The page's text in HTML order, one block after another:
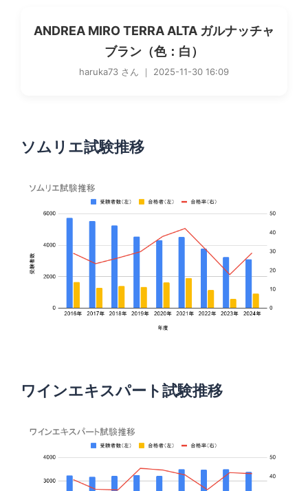
ANDREA MIRO TERRA ALTA ガルナッチャ
ブラン（色：白）
haruka73 さん ｜ 2025-11-30 16:09
ソムリエ試験推移
ワインエキスパート試験推移